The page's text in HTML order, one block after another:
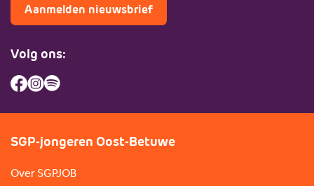
Aanmelden nieuwsbrief
Volg ons:
SGP-jongeren Oost-Betuwe
Over SGPJOB